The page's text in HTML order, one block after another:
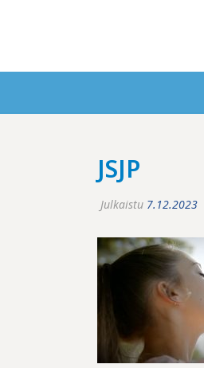
JSJP
Julkaistu 7.12.2023